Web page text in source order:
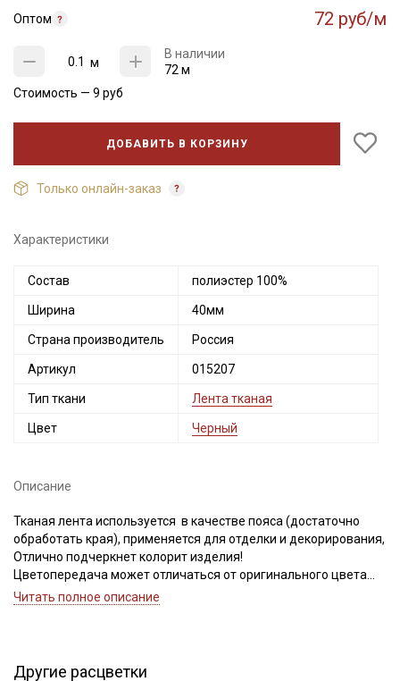
Оптом 72 руб/м
м
В наличии
72 м
Стоимость — 9 руб
ДОБАВИТЬ В КОРЗИНУ
Только онлайн-заказ
Характеристики
Состав полиэстер 100%
Ширина 40мм
Страна производитель Россия
Артикул 015207
Тип ткани Лента тканая
Цвет Черный
Описание
Тканая лента используется в качестве пояса (достаточно
обработать края), применяется для отделки и декорирования,
Отлично подчеркнет колорит изделия!
Цветопередача может отличаться от оригинального цвета
ткани в зависимости от настроек вашего монитора и в
Читать полное описание
Другие расцветки
Мы публикуем здесь дополнительные
промокоды и скидки до 30% на узкие
категории тканей
Электронная почта